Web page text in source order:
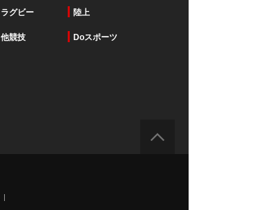
ラグビー 陸上
他競技 Doスポーツ